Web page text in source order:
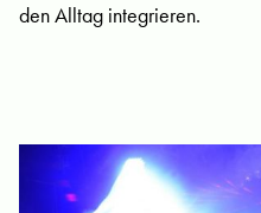
den Alltag integrieren.